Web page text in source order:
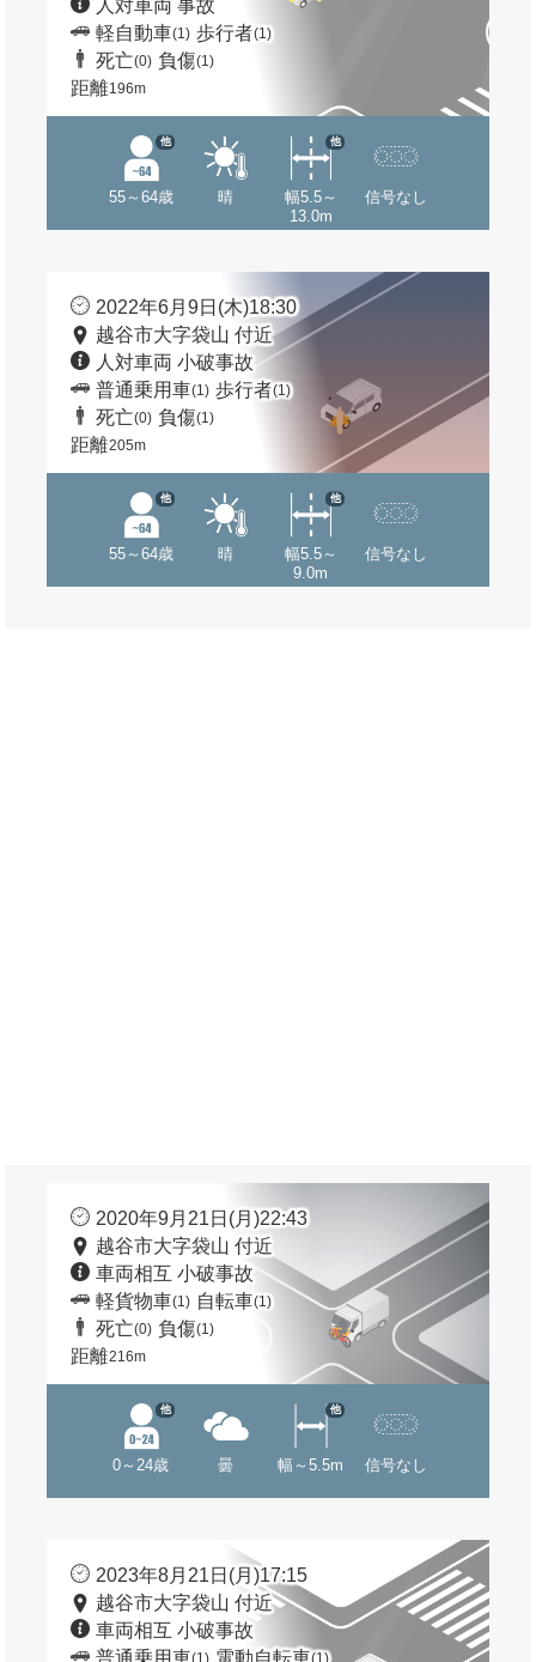
人対車両 事故
軽自動車(1) 歩行者(1)
死亡(0) 負傷(1)
距離196m
55～64歳
他
晴
幅5.5～
13.0m
他
信号なし
2022年6月9日(木)18:30
越谷市大字袋山 付近
人対車両 小破事故
普通乗用車(1) 歩行者(1)
死亡(0) 負傷(1)
距離205m
55～64歳
他
晴
幅5.5～
9.0m
他
信号なし
2020年9月21日(月)22:43
越谷市大字袋山 付近
車両相互 小破事故
軽貨物車(1) 自転車(1)
死亡(0) 負傷(1)
距離216m
0～24歳
他
曇 幅～5.5m
他
信号なし
2023年8月21日(月)17:15
越谷市大字袋山 付近
車両相互 小破事故
普通乗用車(1) 電動自転車(1)